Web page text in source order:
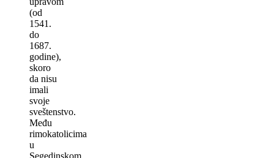
(od
1541.
do
1687.
godine),
skoro
da nisu
imali
svoje
sveštenstvo.
Među
rimokatolicima
u
Segedinskom